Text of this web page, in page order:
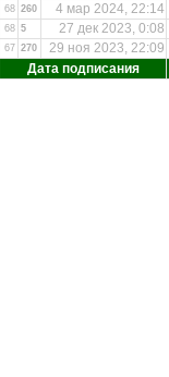
68 260 4 мар 2024, 22:14
68 5 27 дек 2023, 0:08
67 270 29 ноя 2023, 22:09
Дата подписания